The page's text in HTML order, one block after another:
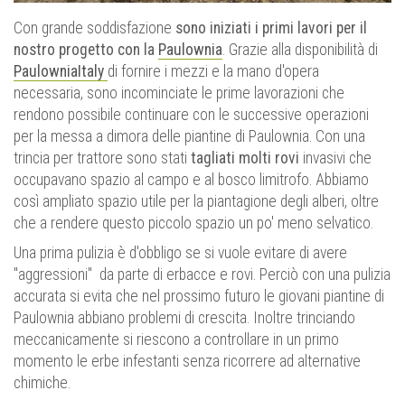
Con grande soddisfazione sono iniziati i primi lavori per il
nostro progetto con la Paulownia . Grazie alla disponibilità di
PaulowniaItaly di fornire i mezzi e la mano d'opera
necessaria, sono incominciate le prime lavorazioni che
rendono possibile continuare con le successive operazioni
per la messa a dimora delle piantine di Paulownia. Con una
trincia per trattore sono stati tagliati molti rovi invasivi che
occupavano spazio al campo e al bosco limitrofo. Abbiamo
così ampliato spazio utile per la piantagione degli alberi, oltre
che a rendere questo piccolo spazio un po' meno selvatico.
Una prima pulizia è d'obbligo se si vuole evitare di avere
"aggressioni" da parte di erbacce e rovi. Perciò con una pulizia
accurata si evita che nel prossimo futuro le giovani piantine di
Paulownia abbiano problemi di crescita. Inoltre trinciando
meccanicamente si riescono a controllare in un primo
momento le erbe infestanti senza ricorrere ad alternative
chimiche.